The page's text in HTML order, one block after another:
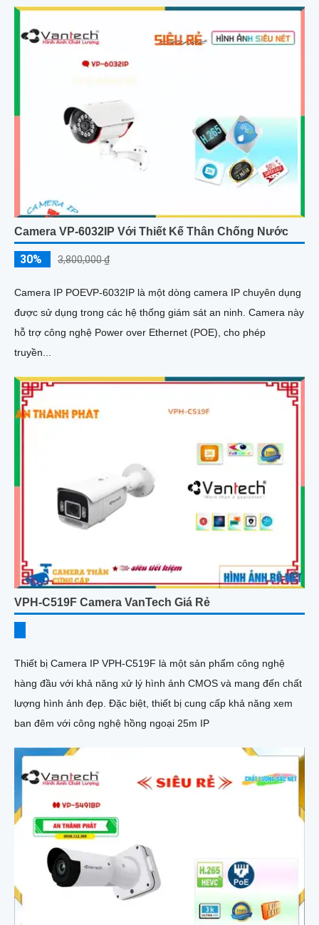
Camera VP-6032IP Với Thiết Kế Thân Chống Nước
30% 3,800,000 ₫
Camera IP POEVP-6032IP là một dòng camera IP chuyên dụng
được sử dụng trong các hệ thống giám sát an ninh. Camera này
hỗ trợ công nghệ Power over Ethernet (POE), cho phép
truyền...
VPH-C519F Camera VanTech Giá Rẻ
Thiết bị Camera IP VPH-C519F là một sản phẩm công nghệ
hàng đầu với khả năng xử lý hình ảnh CMOS và mang đến chất
lượng hình ảnh đẹp. Đặc biệt, thiết bị cung cấp khả năng xem
ban đêm với công nghệ hồng ngoại 25m IP